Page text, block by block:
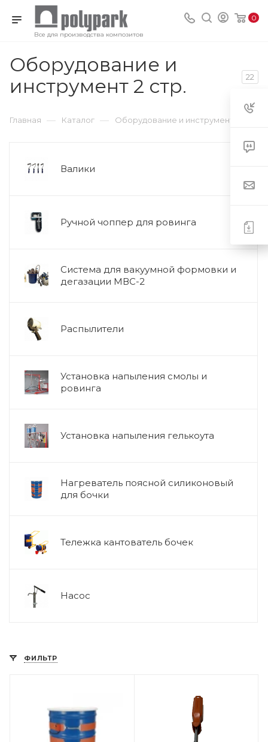
Все для производства композитов
0
Оборудование и
инструмент 2 стр.
22
Главная — Каталог — Оборудование и инструмент
Валики
Ручной чоппер для ровинга
Система для вакуумной формовки и
дегазации МВС-2
Распылители
Установка напыления смолы и
ровинга
Установка напыления гелькоута
Нагреватель поясной силиконовый
для бочки
Тележка кантователь бочек
Насос
ФИЛЬТР